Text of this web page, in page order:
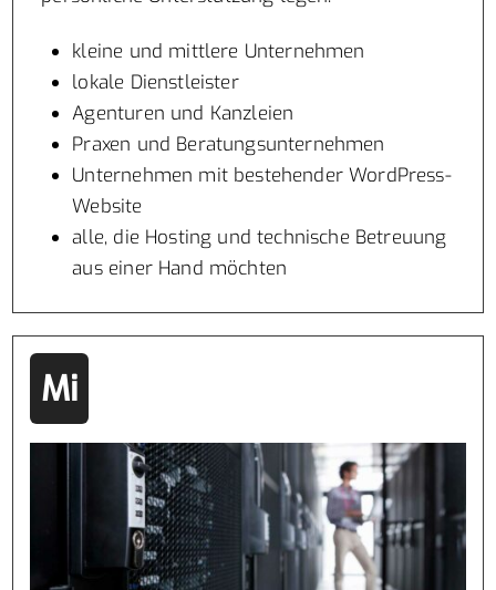
kleine und mittlere Unternehmen
lokale Dienstleister
Agenturen und Kanzleien
Praxen und Beratungsunternehmen
Unternehmen mit bestehender WordPress-
Website
alle, die Hosting und technische Betreuung
aus einer Hand möchten
Mi